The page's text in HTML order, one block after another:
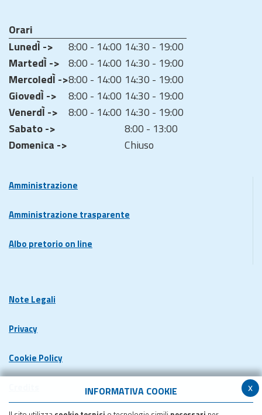
x
INFORMATIVA COOKIE
Orari
LunedÌ ->
8:00 - 14:00 14:30 - 19:00
MartedÌ -> 8:00 - 14:00 14:30 - 19:00
MercoledÌ ->8:00 - 14:00 14:30 - 19:00
GiovedÌ ->
8:00 - 14:00 14:30 - 19:00
VenerdÌ ->
8:00 - 14:00 14:30 - 19:00
Sabato ->
8:00 - 13:00
Domenica ->
Chiuso
Amministrazione
Amministrazione trasparente
Albo pretorio on line
Note Legali
Privacy
Cookie Policy